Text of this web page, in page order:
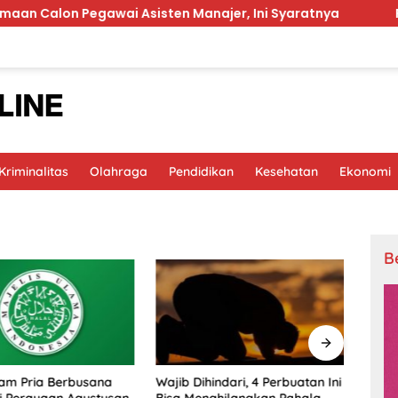
Asisten Manajer, Ini Syaratnya Polisi
Olahraga Pendidikan Kesehatan Ekonomi
Pria Berbusana
Wajib Dihindari, 4 Perbuatan Ini